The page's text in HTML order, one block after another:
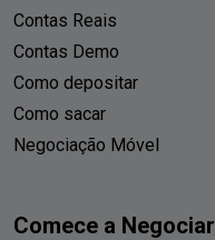
Contas Reais
Contas Demo
Como depositar
Como sacar
Negociação Móvel
Comece a Negociar